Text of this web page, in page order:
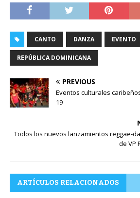
CANTO DANZA EVENTO
REPÚBLICA DOMINICANA
PREVIOUS
Eventos culturales
19
Todos los nuevos lanzamientos reggae-
de VP
ARTÍCULOS RELACIONADOS